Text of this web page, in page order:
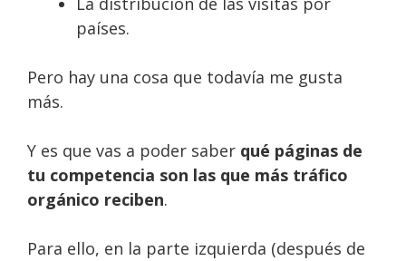
países.
Pero hay una cosa que todavía me gusta
más.
Y es que vas a poder saber qué páginas de
tu competencia son las que más tráfico
orgánico reciben.
Para ello, en la parte izquierda (después de